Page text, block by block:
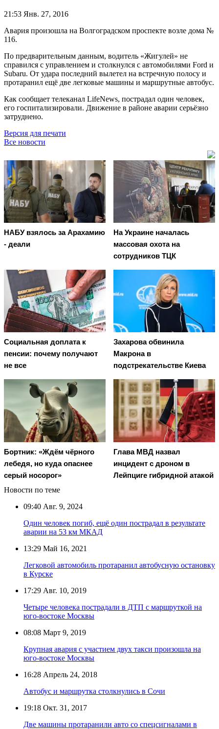
21:53 Янв. 27, 2016
Авария произошла на Волгоградском проспекте возле дома №
116.
По предварительным данным, водитель «Жигулей» не
справился с управлением и столкнулся с автомобилями Ford и
Subaru. От удара последний вылетел на встречную полосу и
протаранил ещё две легковые машины и маршрутные автобус.
Как сообщает телеканал LifeNews, пострадал один человек,
его госпитализировали. Движение в районе аварии серьёзно
затруднено.
Версия для печати
Все новости
НАБУ взялось за Арахамию
- деали
На Украине началась
массовая охота на
сотрудников ТЦК
Социальная доплата к
пенсии: почему получают
не все
Захарова обвинила
Макрона в
подстрекательстве Киева
Бортник: «Ждём чёрного
лебедя, но куда опаснее
серый носорог»
Глава МВД назвал
инцидент с дроном в
Лейпциге гибридной атакой
Новости по теме
09:40 Авг. 9, 2024
Один человек погиб, ещё один пострадал в результате
аварии на 53 км МКАД
13:29 Май 16, 2021
Легковой автомобиль протаранил автобусную остановку
в Курске
17:29 Авг. 10, 2019
Четыре человека пострадали в ДТП с маршруткой на
юго-востоке Москвы
08:08 Март 9, 2019
Крупная авария с участием двух такси произошла на
юго-востоке Москвы
16:28 Апрель 24, 2018
Автобус и маршрутка столкнулись в Сочи
19:18 Окт. 31, 2017
Две машины протаранили авто со спецсигналами в